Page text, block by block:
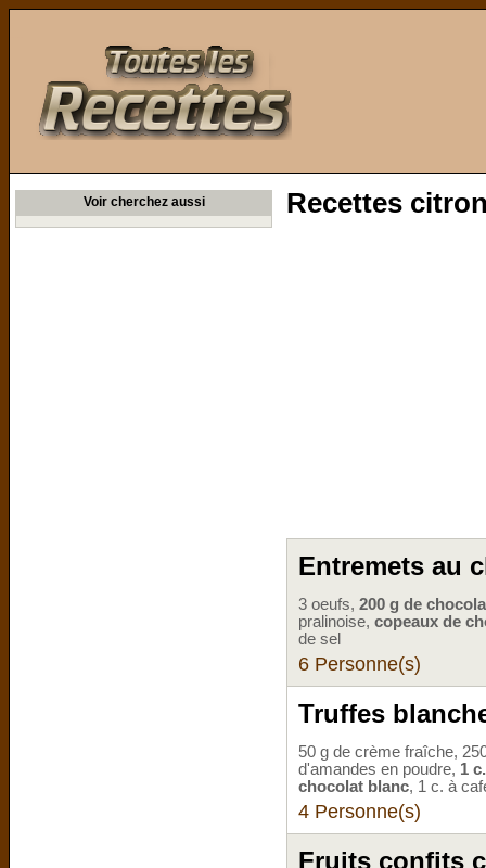
Voir cherchez aussi Recettes
Entremets au
3 oeufs, 200 g de
pralinoise, copeaux de
de sel
6 Personne(s)
Truffes
50 g de crème fraîche,
d'amandes en poudre, 1
chocolat blanc, 1 c. à
4 Personne(s)
Fruits confits